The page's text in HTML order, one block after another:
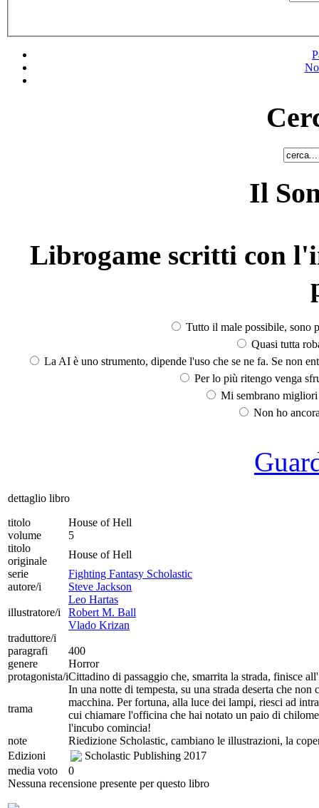
Il
Librogame scritti con
Tutto il male possibile, sono
Quasi tutta
La AI è uno strumento, dipende l'uso che se ne fa. Se non
Per lo più ritengo venga
Mi sembrano
Non ho
dettaglio libro
titolo
House of Hell
volume
5
titolo
originale
House of Hell
serie
Fighting Fantasy Scholastic
autore/i
Steve Jackson
illustratore/i
Leo Hartas
Robert M. Ball
Vlado Krizan
traduttore/i
paragrafi
400
genere
Horror
protagonista/iCittadino di passaggio che, smarrita la strada, finisce
trama
In una notte di tempesta, su una strada deserta che
macchina. Per fortuna, alla luce dei lampi, riesci ad
cui chiamare l'officina che hai notato un paio di
l'incubo comincia!
note
Riedizione Scholastic, cambiano le illustrazioni, la
Edizioni
Scholastic Publishing 2017
media voto
0
Nessuna recensione presente per questo libro